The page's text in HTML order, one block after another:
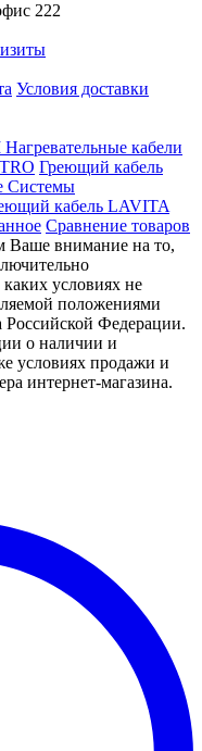
222
Условия доставки
Нагревательные кабели
Греющий кабель
Системы
кабель LAVITA
Сравнение товаров
Ваше внимание на то,
условиях не
положениями
Российской Федерации.
о наличии и
условиях продажи и
интернет-магазина.